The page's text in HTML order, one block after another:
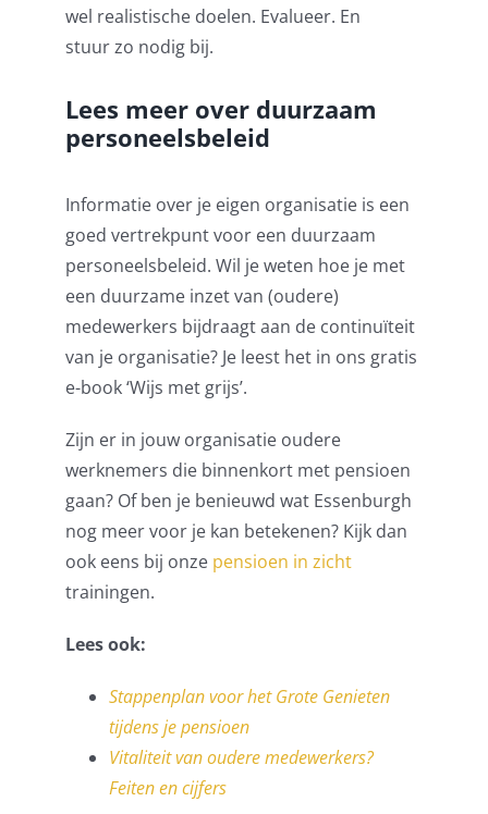
wel realistische doelen. Evalueer. En
stuurzo nodig bij.
Lees meer over duurzaam
personeelsbeleid
Informatie over je eigen organisatie is een
goed vertrekpunt vooreen duurzaam
personeelsbeleid. Wil je weten hoe je met
een duurzame inzet van (oudere)
medewerkers bijdraagt aan de continuïteit
van je organisatie? Je leest het in ons gratis
e-book ‘Wijs met grijs’.
Zijn er in jouw organisatie oudere
werknemers die binnenkort met pensioen
gaan? Of ben je benieuwd wat Essenburgh
nog meer voor je kan betekenen? Kijk dan
ook eens bij onze pensioen in zicht
trainingen.
Lees ook:
Stappenplan voor het Grote Genieten
tijdens je pensioen
Vitaliteit van oudere medewerkers?
Feiten en cijfers